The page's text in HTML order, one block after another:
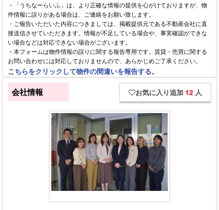
・「うちなーらいふ」は、より正確な情報の提供を心がけておりますが、物
件情報に誤りがある場合は、ご連絡をお願い致します。
・ご報告いただいた内容につきましては、掲載提供元である不動産会社に直
接送信させていただきます。情報が不足している場合や、事実確認ができな
い場合などは対応できない場合がございます。
・本フォームは物件情報の誤りに関する報告専用です。賃貸・売買に関する
お問い合わせには対応しておりませんので、あらかじめご了承ください。
こちらをクリックして物件の間違いを報告する。
会社情報 お気に入り追加 12 人